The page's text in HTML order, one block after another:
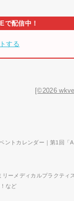
する
[©2026
ベントカレンダー｜第1回
リーメディカルプラクテ
など